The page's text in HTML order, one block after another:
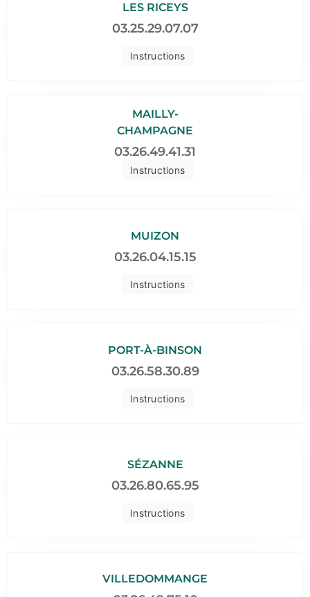
Instructions
LES RICEYS
03.25.29.07.07
Instructions
MAILLY-
CHAMPAGNE
03.26.49.41.31
Instructions
MUIZON
03.26.04.15.15
Instructions
PORT-À-BINSON
03.26.58.30.89
Instructions
SÉZANNE
03.26.80.65.95
VILLEDOMMANGE